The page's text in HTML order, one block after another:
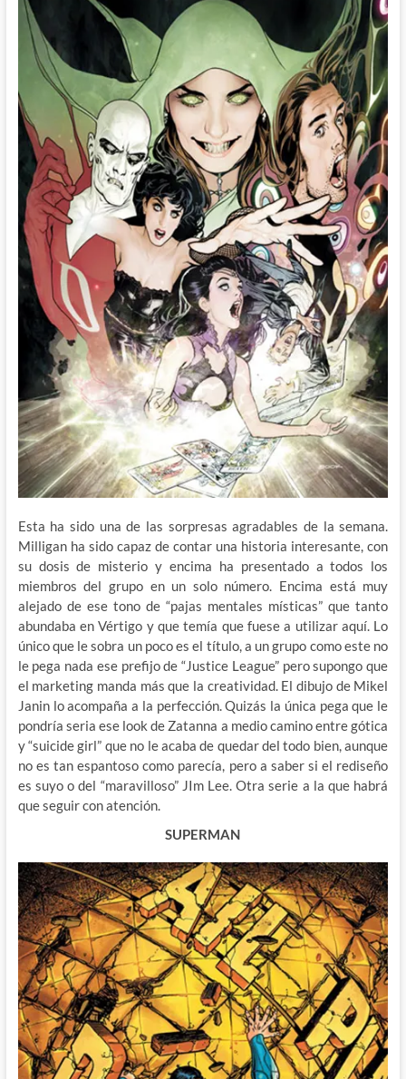
Esta ha sido una de las sorpresas agradables de la semana.
Milligan ha sido capaz de contar una historia interesante, con
su dosis de misterio y encima ha presentado a todos los
miembros del grupo en un solo número. Encima está muy
alejado de ese tono de “pajas mentales místicas” que tanto
abundaba en Vértigo y que temía que fuese a utilizar aquí. Lo
único que le sobra un poco es el título, a un grupo como este no
le pega nada ese prefijo de “Justice League” pero supongo que
el marketing manda más que la creatividad. El dibujo de Mikel
Janin lo acompaña a la perfección. Quizás la única pega que le
pondría seria ese look de Zatanna a medio camino entre gótica
y “suicide girl” que no le acaba de quedar del todo bien, aunque
no es tan espantoso como parecía, pero a saber si el rediseño
es suyo o del “maravilloso” JIm Lee. Otra serie a la que habrá
que seguir con atención.
SUPERMAN